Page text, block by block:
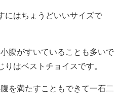
にはちょうどいいサイズで
腹がすいていることも多いで
はベストチョイスです。
を満たすこともできて一石二